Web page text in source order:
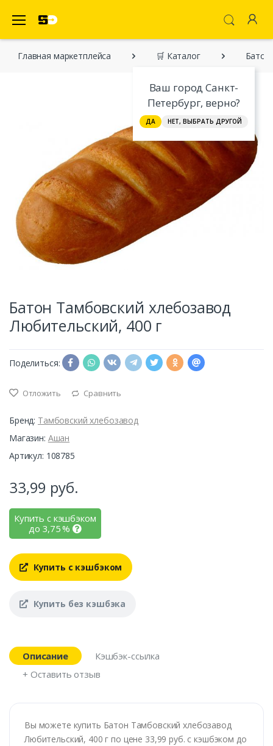
Ваш город Санкт-
Петербург, верно?
ДА НЕТ, ВЫБРАТЬ ДРУГОЙ
Главная марĸетплейса 🛒 Каталог Батон
Батон Тамбовский хлебозавод
Любительский, 400 г
Поделиться:
Отложить Сравнить
Бренд: Тамбовский хлебозавод
Магазин: Ашан
Артикул: 108785
33,99 руб.
Купить с кэшбэком
до 3,75%
Купить с кэшбэком
Купить без кэшбэка
Описание
Кэшбэк-ссылка
+ Оставить отзыв
Вы можете купить Батон Тамбовский хлебозавод
Любительский, 400 г по цене 33,99 руб. с кэшбэком до